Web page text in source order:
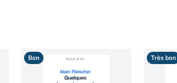
Bon Très bon